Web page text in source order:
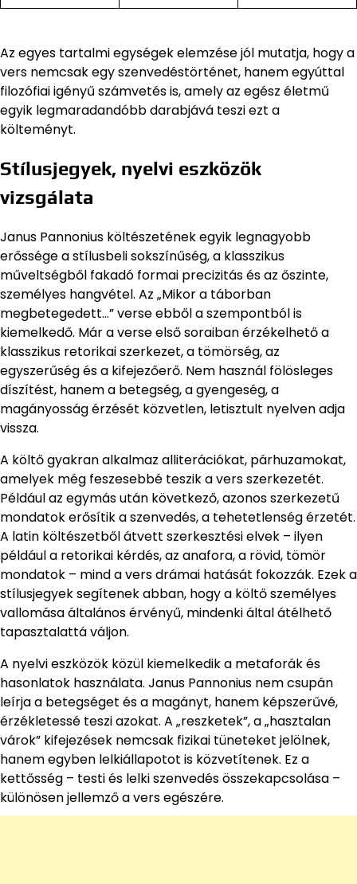
Az egyes tartalmi egységek elemzése jól mutatja, hogy a
vers nemcsak egy szenvedéstörténet, hanem egyúttal
filozófiai igényű számvetés is, amely az egész életmű
egyik legmaradandóbb darabjává teszi ezt a
költeményt.
Stílusjegyek, nyelvi eszközök
vizsgálata
Janus Pannonius költészetének egyik legnagyobb
erőssége a stílusbeli sokszínűség, a klasszikus
műveltségből fakadó formai precizitás és az őszinte,
személyes hangvétel. Az „Mikor a táborban
megbetegedett…” verse ebből a szempontból is
kiemelkedő. Már a verse első soraiban érzékelhető a
klasszikus retorikai szerkezet, a tömörség, az
egyszerűség és a kifejezőerő. Nem használ fölösleges
díszítést, hanem a betegség, a gyengeség, a
magányosság érzését közvetlen, letisztult nyelven adja
vissza.
A költő gyakran alkalmaz alliterációkat, párhuzamokat,
amelyek még feszesebbé teszik a vers szerkezetét.
Például az egymás után következő, azonos szerkezetű
mondatok erősítik a szenvedés, a tehetetlenség érzetét.
A latin költészetből átvett szerkesztési elvek – ilyen
például a retorikai kérdés, az anafora, a rövid, tömör
mondatok – mind a vers drámai hatását fokozzák. Ezek a
stílusjegyek segítenek abban, hogy a költő személyes
vallomása általános érvényű, mindenki által átélhető
tapasztalattá váljon.
A nyelvi eszközök közül kiemelkedik a metaforák és
hasonlatok használata. Janus Pannonius nem csupán
leírja a betegséget és a magányt, hanem képszerűvé,
érzékletessé teszi azokat. A „reszketek”, a „hasztalan
várok” kifejezések nemcsak fizikai tüneteket jelölnek,
hanem egyben lelkiállapotot is közvetítenek. Ez a
kettősség – testi és lelki szenvedés összekapcsolása –
különösen jellemző a vers egészére.